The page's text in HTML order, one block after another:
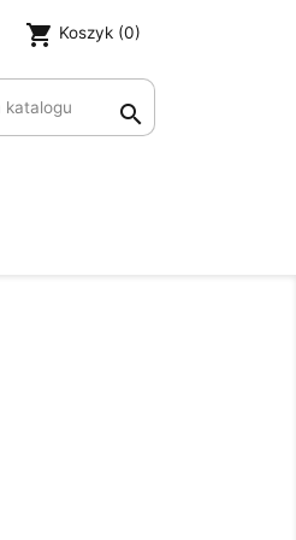
shopping_cart Koszyk (0)
